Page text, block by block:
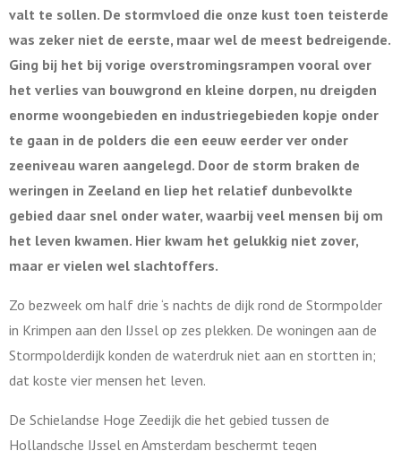
valt te sollen. De stormvloed die onze kust toen teisterde
was zeker niet de eerste, maar wel de meest bedreigende.
Ging bij het bij vorige overstromingsrampen vooral over
het verlies van bouwgrond en kleine dorpen, nu dreigden
enorme woongebieden en industriegebieden kopje onder
te gaan in de polders die een eeuw eerder ver onder
zeeniveau waren aangelegd. Door de storm braken de
weringen in Zeeland en liep het relatief dunbevolkte
gebied daar snel onder water, waarbij veel mensen bij om
het leven kwamen. Hier kwam het gelukkig niet zover,
maar er vielen wel slachtoffers.
Zo bezweek om half drie ‘s nachts de dijk rond de Stormpolder
in Krimpen aan den IJssel op zes plekken. De woningen aan de
Stormpolderdijk konden de waterdruk niet aan en stortten in;
dat koste vier mensen het leven.
De Schielandse Hoge Zeedijk die het gebied tussen de
Hollandsche IJssel en Amsterdam beschermt tegen